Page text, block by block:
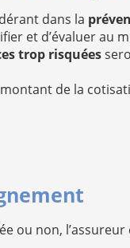
dans la
et d’évaluer au
trop risquées
de la
ou non,